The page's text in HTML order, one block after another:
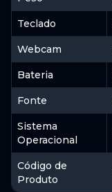
Teclado
Webcam
Bateria
Fonte
Sistema
Operacional
Código de
Produto